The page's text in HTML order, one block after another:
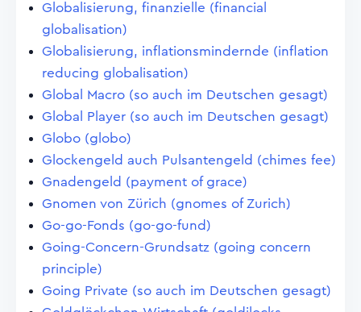
Globalisierung, finanzielle (financial
globalisation)
Globalisierung, inflationsmindernde (inflation
reducing globalisation)
Global Macro (so auch im Deutschen gesagt)
Global Player (so auch im Deutschen gesagt)
Globo (globo)
Glockengeld auch Pulsantengeld (chimes fee)
Gnadengeld (payment of grace)
Gnomen von Zürich (gnomes of Zurich)
Go-go-Fonds (go-go-fund)
Going-Concern-Grundsatz (going concern
principle)
Going Private (so auch im Deutschen gesagt)